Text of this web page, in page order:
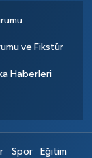
ve Fikstür
Haberleri
Spor
Eğitim